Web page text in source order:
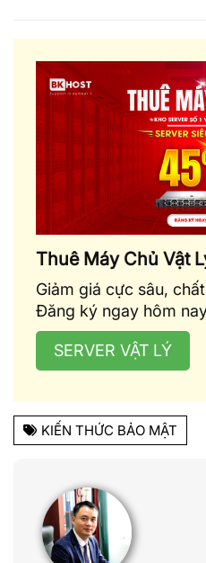
Thuê Máy Chủ Vật
Giảm giá cực sâu,
Đăng ký ngay hôm
SERVER VẬT LÝ
KIẾN THỨC BẢO MẬT